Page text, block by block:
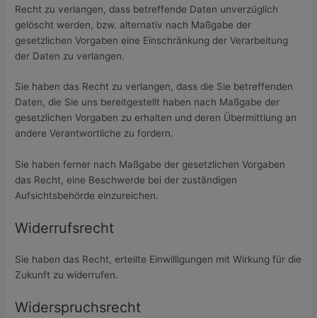
Recht zu verlangen, dass betreffende Daten unverzüglich
gelöscht werden, bzw. alternativ nach Maßgabe der
gesetzlichen Vorgaben eine Einschränkung der Verarbeitung
der Daten zu verlangen.
Sie haben das Recht zu verlangen, dass die Sie betreffenden
Daten, die Sie uns bereitgestellt haben nach Maßgabe der
gesetzlichen Vorgaben zu erhalten und deren Übermittlung an
andere Verantwortliche zu fordern.
Sie haben ferner nach Maßgabe der gesetzlichen Vorgaben
das Recht, eine Beschwerde bei der zuständigen
Aufsichtsbehörde einzureichen.
Widerrufsrecht
Sie haben das Recht, erteilte Einwilligungen mit Wirkung für die
Zukunft zu widerrufen.
Widerspruchsrecht